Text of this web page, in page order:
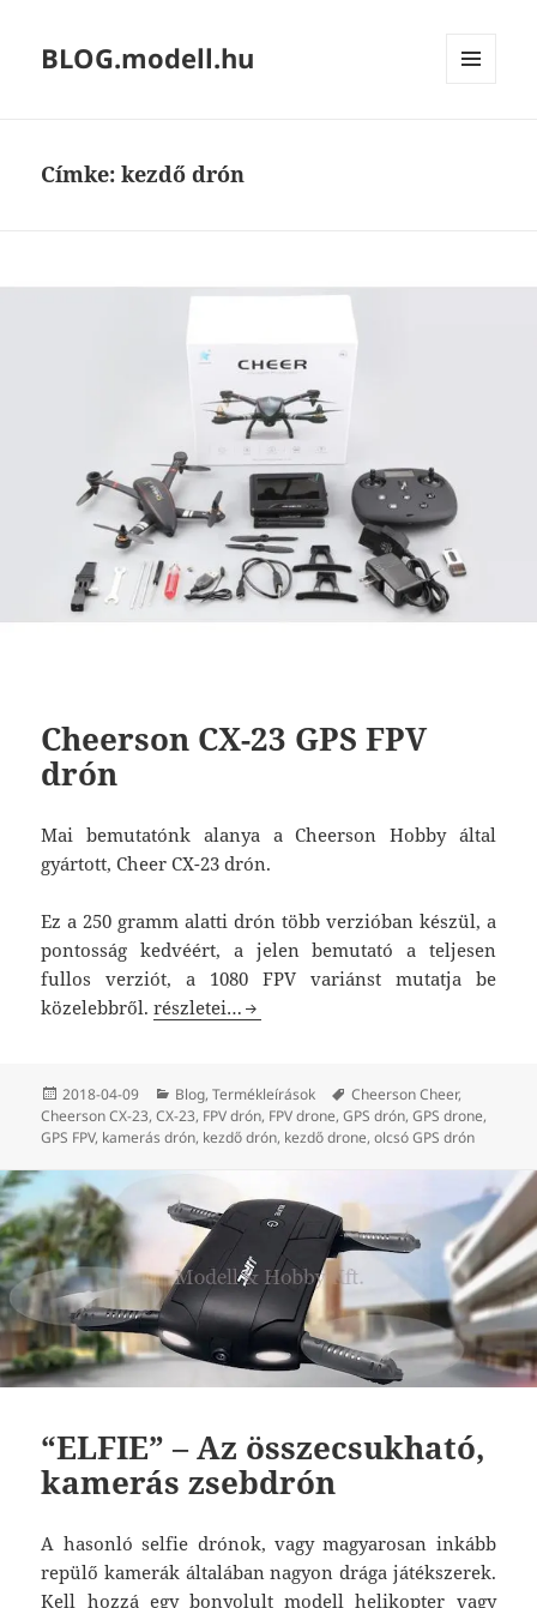
BLOG.modell.hu
Címke:kezdő drón
Cheerson CX-23 GPS FPV
drón
Mai bemutatónk alanya a Cheerson Hobby által
gyártott, Cheer CX-23 drón.
Ez a 250 gramm alatti drón több verzióban készül, a
pontosság kedvéért, a jelen bemutató a teljesen
fullos verziót, a 1080 FPV variánst mutatja be
közelebbről.Cheerson CX-23 GPS FPV drón
részletei…
Közzétéve
2018-04-09 Kategória
Blog,Termékleírások Címke
Cheerson Cheer,
Cheerson CX-23,CX-23, FPV drón, FPV drone,GPS drón,GPS drone,
GPS FPV, kamerás drón, kezdő drón, kezdő drone,olcsó GPS drón
“ELFIE” – Az összecsukható,
kamerás zsebdrón
A hasonló selfie drónok, vagy magyarosan inkább
repülő kamerák általában nagyon drága játékszerek.
Kell hozzá egy bonyolult modell helikopter vagy